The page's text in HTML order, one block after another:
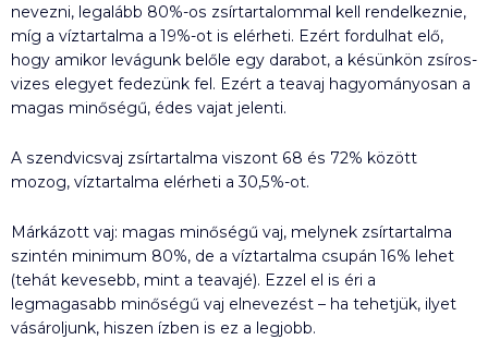
nevezni, legalább 80%-os zsírtartalommal kell rendelkeznie,
míg a víztartalma a 19%-ot is elérheti. Ezért fordulhat elő,
hogy amikor levágunk belőle egy darabot, a késünkön zsíros-
vizes elegyet fedezünk fel. Ezért a teavaj hagyományosan a
magas minőségű, édes vajat jelenti.
A szendvicsvaj zsírtartalma viszont 68 és 72% között
mozog, víztartalma elérheti a 30,5%-ot.
Márkázott vaj: magas minőségű vaj, melynek zsírtartalma
szintén minimum 80%, de a víztartalma csupán 16% lehet
(tehát kevesebb, mint a teavajé). Ezzel el is éri a
legmagasabb minőségű vaj elnevezést – ha tehetjük, ilyet
vásároljunk, hiszen ízben is ez a legjobb.